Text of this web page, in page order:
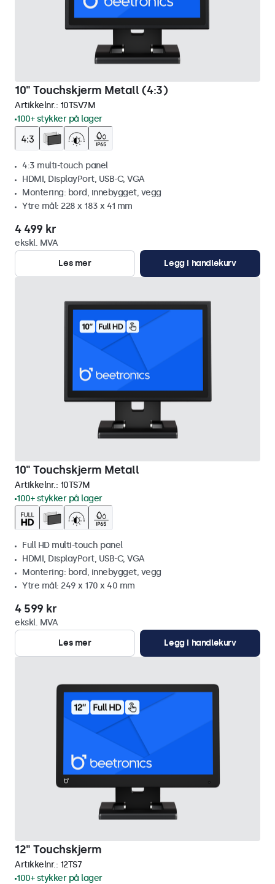
10" Touchskjerm Metall (4:3)
Artikkelnr.: 10TSV7M
100+ stykker på lager
4:3 multi-touch panel
HDMI, DisplayPort, USB-C, VGA
Montering: bord, innebygget, vegg
Ytre mål: 228 x 183 x 41 mm
4 499 kr
ekskl. MVA
Les mer
Legg i handlekurv
10" Touchskjerm Metall
Artikkelnr.: 10TS7M
100+ stykker på lager
Full HD multi-touch panel
HDMI, DisplayPort, USB-C, VGA
Montering: bord, innebygget, vegg
Ytre mål: 249 x 170 x 40 mm
4 599 kr
ekskl. MVA
Les mer
Legg i handlekurv
12" Touchskjerm
Artikkelnr.: 12TS7
100+ stykker på lager